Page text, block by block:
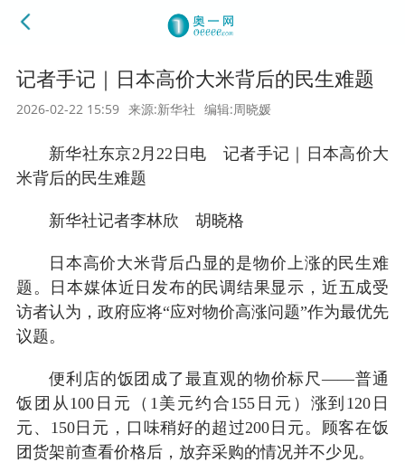
记者手记｜日本高价大米背后的民生难题
2026-02-22 15:59 来源:新华社 编辑:周晓媛
新华社东京2月22日电 记者手记｜日本高价大
米背后的民生难题
新华社记者李林欣 胡晓格
日本高价大米背后凸显的是物价上涨的民生难
题。日本媒体近日发布的民调结果显示，近五成受
访者认为，政府应将“应对物价高涨问题”作为最优先
议题。
便利店的饭团成了最直观的物价标尺——普通
饭团从100日元（1美元约合155日元）涨到120日
元、150日元，口味稍好的超过200日元。顾客在饭
团货架前查看价格后，放弃采购的情况并不少见。